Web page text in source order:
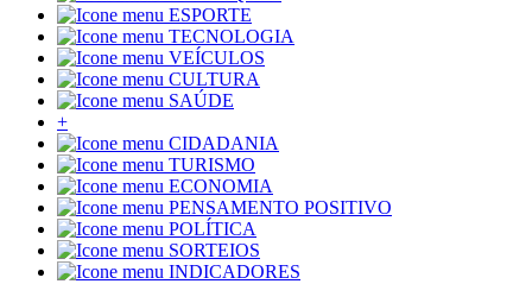
ESPORTE
TECNOLOGIA
VEÍCULOS
CULTURA
SAÚDE
+
CIDADANIA
TURISMO
ECONOMIA
PENSAMENTO POSITIVO
POLÍTICA
SORTEIOS
INDICADORES